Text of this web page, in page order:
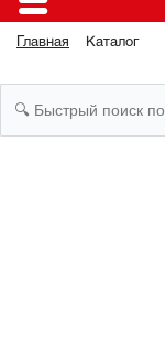
Главная Каталог